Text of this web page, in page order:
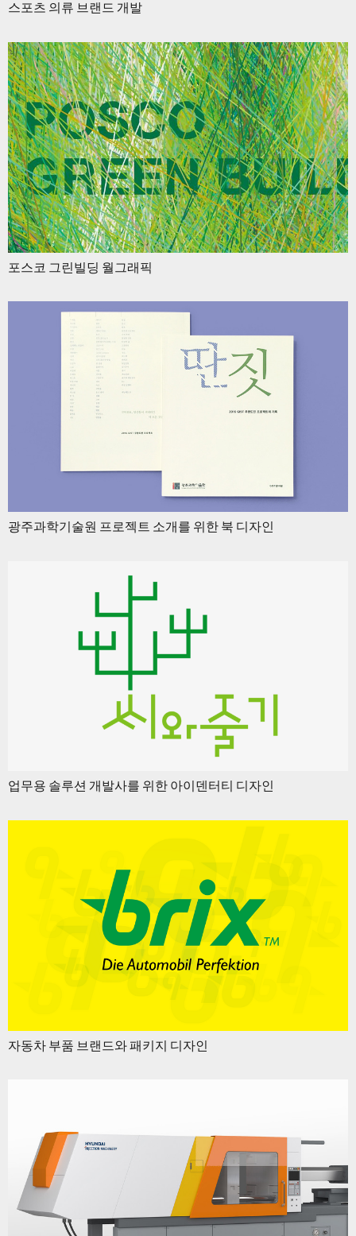
스포츠 의류 브랜드 개발
포스코 그린빌딩 월그래픽
광주과학기술원 프로젝트 소개를 위한 북 디자인
업무용 솔루션 개발사를 위한 아이덴터티 디자인
자동차 부품 브랜드와 패키지 디자인